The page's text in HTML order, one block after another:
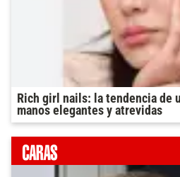
Rich girl nails: la tendencia de
manos elegantes y atrevidas